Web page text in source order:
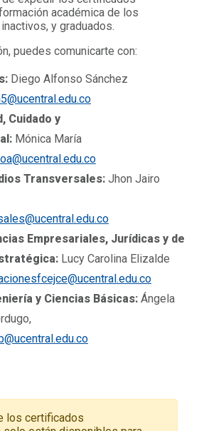
académica de los
y graduados.
puedes comunicarte con:
Diego Alfonso Sánchez
Cuidado y
Mónica María
Transversales: Jhon Jairo
Empresariales, Jurídicas y de
Lucy Carolina Elizalde
y Ciencias Básicas: Ángela
los certificados